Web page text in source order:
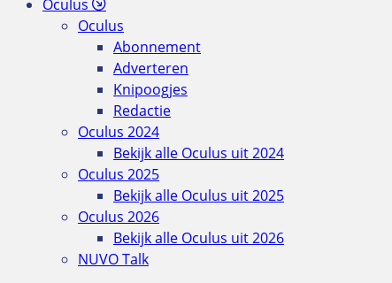
Oculus
Oculus
Abonnement
Adverteren
Knipoogjes
Redactie
Oculus 2024
Bekijk alle Oculus uit 2024
Oculus 2025
Bekijk alle Oculus uit 2025
Oculus 2026
Bekijk alle Oculus uit 2026
NUVO Talk